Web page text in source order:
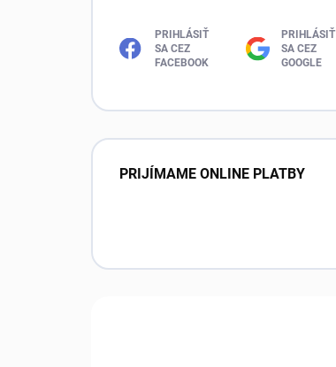
PRIHLÁSIŤ
SA CEZ
FACEBOOK
PRIHLÁSIŤ
SA CEZ
GOOGLE
PRIJÍMAME ONLINE PLATBY